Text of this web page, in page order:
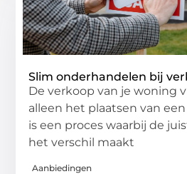
Slim onderhandelen bij
De verkoop van je woning
alleen het plaatsen van
is een proces waarbij de
het verschil maakt
Aanbiedingen